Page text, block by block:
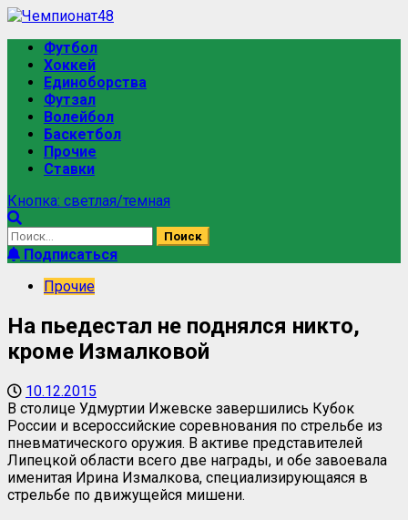
Футбол
Хоккей
Единоборства
Футзал
Волейбол
Баскетбол
Прочие
Ставки
Кнопка: светлая/темная
Подписаться
Прочие
На пьедестал не поднялся никто,
кроме Измалковой
10.12.2015
В столице Удмуртии Ижевске завершились Кубок
России и всероссийские соревнования по стрельбе из
пневматического оружия. В активе представителей
Липецкой области всего две награды, и обе завоевала
именитая Ирина Измалкова, специализирующаяся в
стрельбе по движущейся мишени.